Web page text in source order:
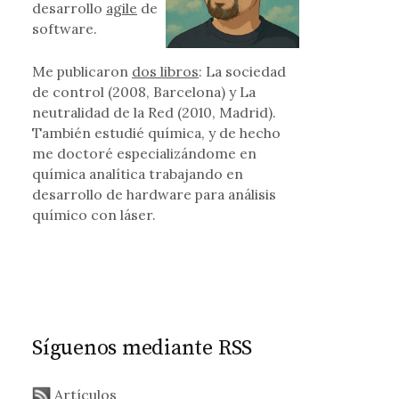
desarrollo agile de
software.
Me publicaron dos libros: La sociedad
de control (2008, Barcelona) y La
neutralidad de la Red (2010, Madrid).
También estudié química, y de hecho
me doctoré especializándome en
química analítica trabajando en
desarrollo de hardware para análisis
químico con láser.
Síguenos mediante RSS
Artículos